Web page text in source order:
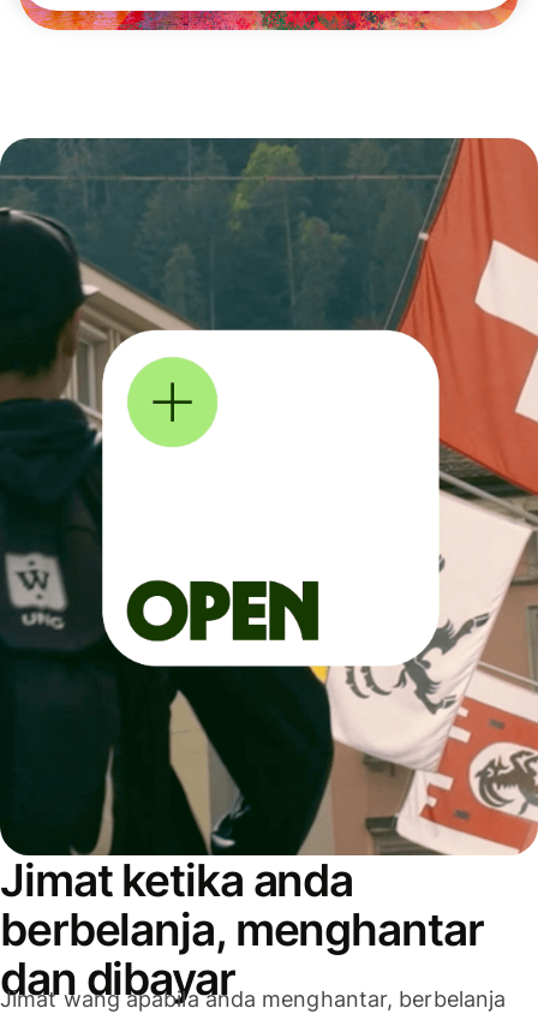
Jimat ketika anda
berbelanja, menghantar
dan dibayar
Jimat wang apabila anda menghantar, berbelanja